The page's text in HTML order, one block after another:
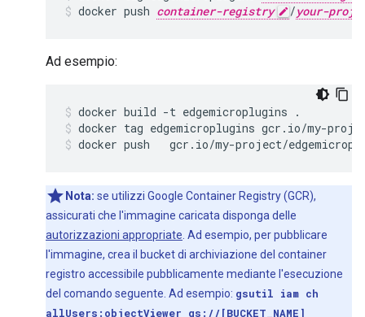
docker push container-registry /your-
Ad esempio:
docker build -t edgemicroplugins .
docker tag edgemicroplugins gcr.io/my-
docker push   gcr.io/my-project/
Nota: se utilizzi Google Container Registry (GCR),
assicurati che l'immagine caricata disponga delle
autorizzazioni appropriate . Ad esempio, per pubblicare
l'immagine, crea il bucket di archiviazione del container
registro accessibile pubblicamente mediante l'esecuzione
del comando seguente. Ad esempio: gsutil iam ch
allUsers:objectViewer gs://[BUCKET_NAME]